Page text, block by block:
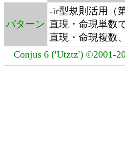
パターン
-ir型規則活用（第
直現・命現単数
直現・命現複数
Conjus 6 ('Utztz') ©2001-